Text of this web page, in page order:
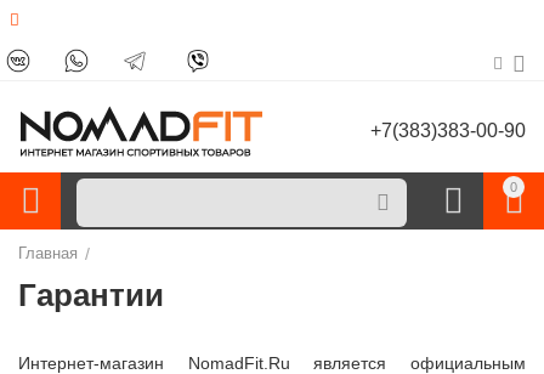
+7(383)383-00-90
0
Главная /
Гарантии
Интернет-магазин NomadFit.Ru является официальным